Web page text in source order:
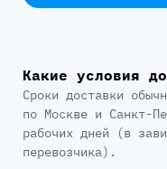
Какие условия
Сроки доставки
по Москве и Санкт-
рабочих дней (в
перевозчика).